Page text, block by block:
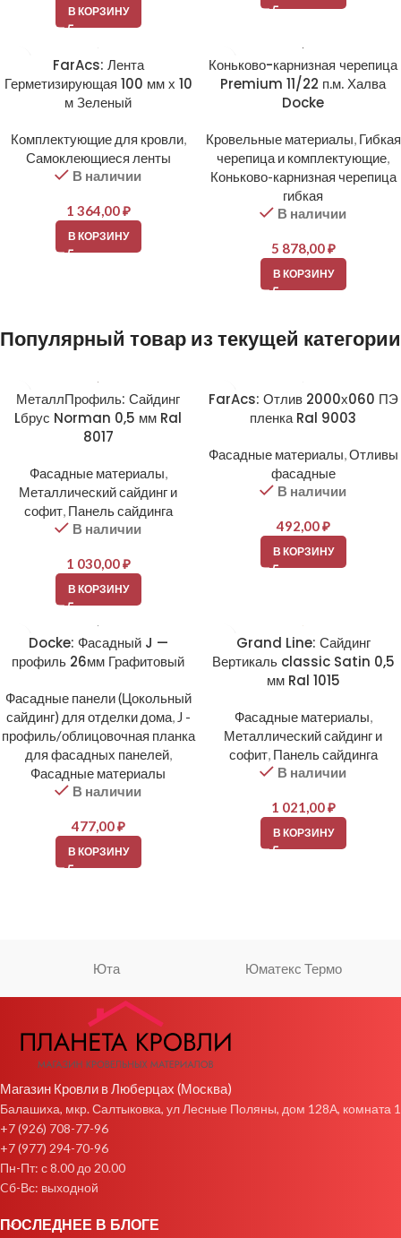
В КОРЗИНУ
FarAcs: Лента
Герметизирующая 100 мм х 10
м Зеленый
Комплектующие для кровли,
Самоклеющиеся ленты
В наличии
1 364,00₽
В КОРЗИНУ
Коньково-карнизная черепица
Premium 11/22 п.м. Халва
Docke
Кровельные материалы, Гибкая
черепица и комплектующие,
Коньково-карнизная черепица
гибкая
В наличии
5 878,00₽
В КОРЗИНУ
Популярный товар из текущей категории
МеталлПрофиль: Сайдинг
Lбрус Norman 0,5 мм Ral
8017
Фасадные материалы,
Металлический сайдинг и
софит, Панель сайдинга
В наличии
1 030,00₽
В КОРЗИНУ
FarAcs: Отлив 2000х060 ПЭ
пленка Ral 9003
Фасадные материалы,Отливы
фасадные
В наличии
492,00₽
В КОРЗИНУ
Docke: Фасадный J —
профиль 26мм Графитовый
Фасадные панели (Цокольный
сайдинг) для отделки дома, J -
профиль/облицовочная планка
для фасадных панелей,
Фасадные материалы
В наличии
477,00₽
В КОРЗИНУ
Grand Line: Сайдинг
Вертикаль classic Satin 0,5
мм Ral 1015
Фасадные материалы,
Металлический сайдинг и
софит, Панель сайдинга
В наличии
1 021,00₽
В КОРЗИНУ
Юта Юматекс Термо
Магазин Кровли в Люберцах (Москва)
Балашиха, мкр. Салтыковка, ул Лесные Поляны, дом 128А, комната 1
+7 (926) 708-77-96
+7 (977) 294-70-96
Пн-Пт: с 8.00 до 20.00
Cб-Вс: выходной
ПОСЛЕДНЕЕ В БЛОГЕ